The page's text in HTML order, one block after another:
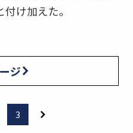
け加えた。
ジ
3